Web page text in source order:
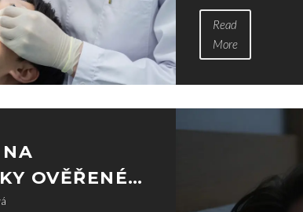
Read
More
OVĚŘENÉ